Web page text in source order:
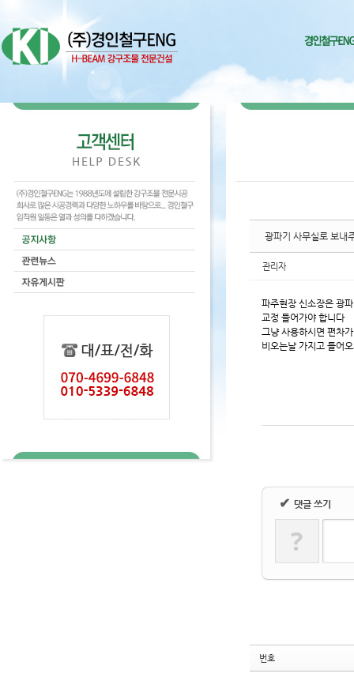
광파기 사무실로 보내
관리자
파주현장 신소장은 광
교정 들어가야 합니다
그냥 사용하시면 편차
비오는날 가지고 들어
✔ 댓글 쓰기
?
번호
Sketchbook5, 스케치북5
Sketchbook5, 스케치북5
Sketchbook5, 스케치북5
Sketchbook5, 스케치북5